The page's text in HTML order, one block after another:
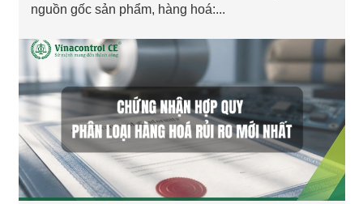
nguồn gốc sản phẩm, hàng hoá:...